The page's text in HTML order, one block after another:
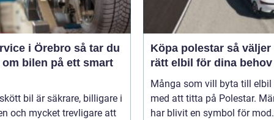
i Örebro så tar du
om bilen på ett smart
bil är säkrare, billigare i
och mycket trevligare att
Köpa polestar så väljer du
rätt elbil för dina behov
Många som vill byta till elbil
med att titta på Polestar.
har blivit en symbol för